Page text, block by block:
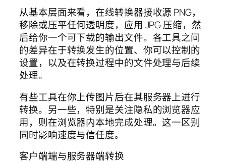
从基本层面来看，在线转换器接收源 PNG，
移除或压平任何透明度，应用 JPG 压缩，然
后给你一个可下载的输出文件。各工具之间
的差异在于转换发生的位置、你可以控制的
设置，以及在转换过程中的文件处理与后续
处理。
有些工具在你上传图片后在其服务器上进行
转换。另一些，特别是关注隐私的浏览器应
用，则在浏览器内本地完成处理。这一区别
同时影响速度与信任度。
客户端端与服务器端转换